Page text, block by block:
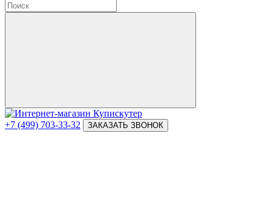
+7 (499) 703-33-32 ЗАКАЗАТЬ ЗВОНОК